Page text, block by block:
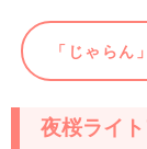
「じゃらん
夜桜ライ